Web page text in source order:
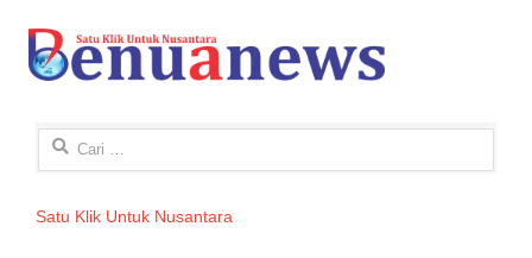
Cari
Satu Klik Untuk Nusantara